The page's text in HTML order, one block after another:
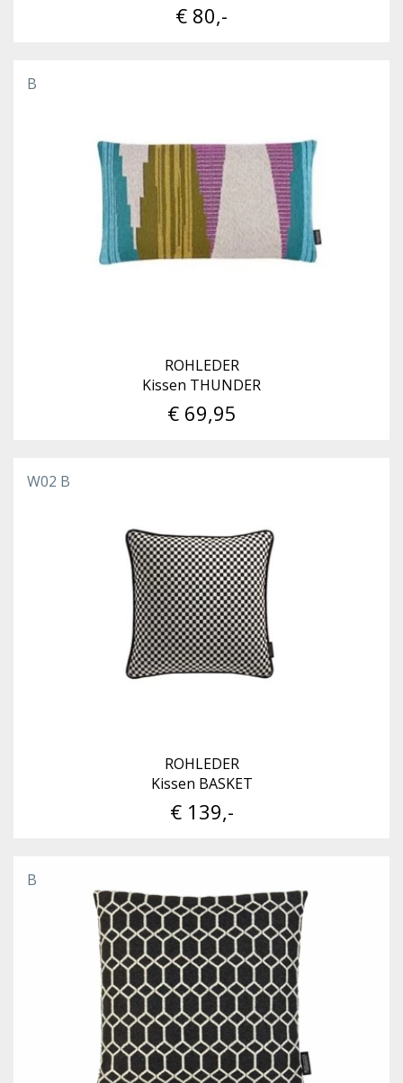
€ 80,-
B
ROHLEDER
Kissen THUNDER
€ 69,95
W02 B
ROHLEDER
Kissen BASKET
€ 139,-
B